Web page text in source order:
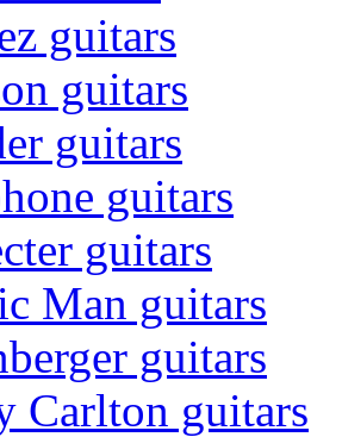
guitars
guitars
guitars
guitars
guitars
Man guitars
guitars
Carlton guitars